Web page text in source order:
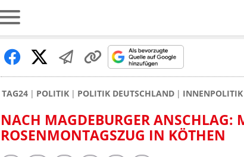
TAG24 POLITIK POLITIK DEUTSCHLAND INNENPOLITIK
NACH MAGDEBURGER ANSCHLAG:
ROSENMONTAGSZUG IN KÖTHEN